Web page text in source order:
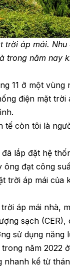
trời áp mái.
trong năm nay
11 ở một vùng
điện mặt trời
tế còn tôi là
lắp đặt hệ
ông đạt công
trời áp mái của
áp mái nhà,
sạch
sử dụng năng
năm 2022
nhanh kể từ